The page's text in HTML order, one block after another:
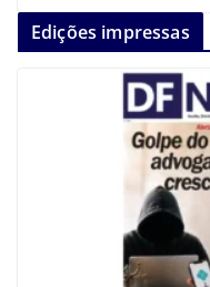
Edições impressas